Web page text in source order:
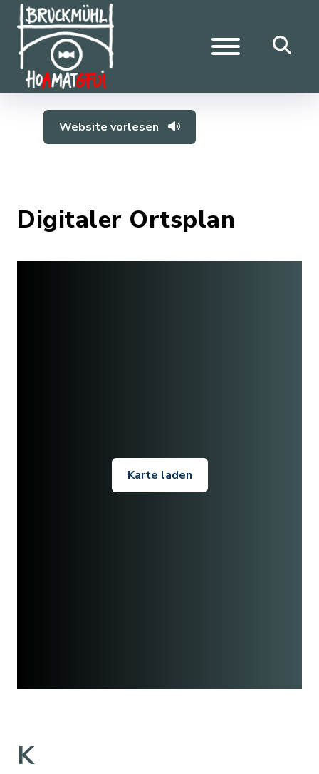
Website vorlesen
Digitaler Ortsplan
Karte laden
K